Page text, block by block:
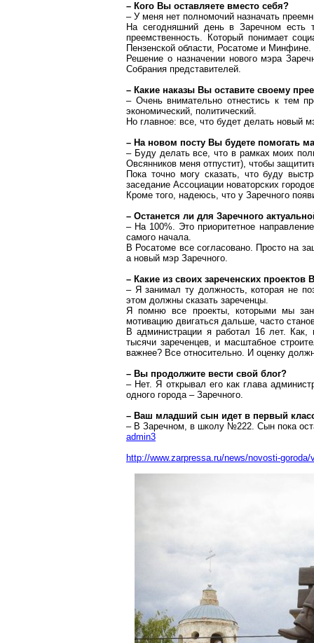
– Кого Вы оставляете вместо себя?
– У меня нет полномочий назначать
На сегодняшний день вЗаречном есть
преемственность.
Которыйпонимает
Пензенской области, Росатоме и Минфине.
Решение о назначении нового мэра
Собрания представителей.
– Какие наказы Вы оставите своему
– Очень внимательно отнестись к тем
экономический, политический.
Но главное: все, что будет делать новый
– На новом посту Вы будете помогать
– Буду делать все, что в рамках моих
Овсянников меня отпустит), чтобы
Пока точно могу сказать, что буду
заседание Ассоциации новаторских
Кроме того, надеюсь, что у Заречного
– Останется ли для Заречного
– На 100%. Это приоритетное
самого начала.
В Росатоме все согласовано. Просто на
а новый мэр Заречного.
– Какие из своих зареченских
– Я занимал ту должность, которая не
этом должны сказать зареченцы.
Я помню все проекты, которыми мы
мотивацию двигаться дальше, часто
В администрации я работал 16 лет.
тысячи зареченцев, и масштабное
важнее? Все относительно. И оценку
– Вы продолжите вести свой блог?
– Нет. Я открывал его как глава
одного города – Заречного.
– Ваш младший сын идет в первый
– В Заречном, в школу №222. Сын пока
admin3
http://www.zarpressa.ru/news/novosti-